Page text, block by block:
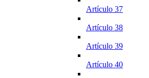
Artículo 37
Artículo 38
Artículo 39
Artículo 40